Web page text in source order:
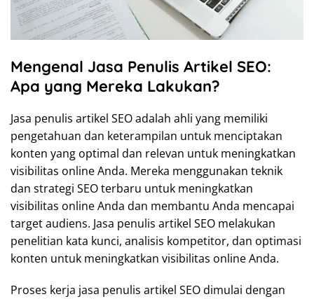
Mengenal Jasa Penulis Artikel SEO:
Apa yang Mereka Lakukan?
Jasa penulis artikel SEO adalah ahli yang memiliki
pengetahuan dan keterampilan untuk menciptakan
konten yang optimal dan relevan untuk meningkatkan
visibilitas online Anda. Mereka menggunakan teknik
dan strategi SEO terbaru untuk meningkatkan
visibilitas online Anda dan membantu Anda mencapai
target audiens. Jasa penulis artikel SEO melakukan
penelitian kata kunci, analisis kompetitor, dan optimasi
konten untuk meningkatkan visibilitas online Anda.
Proses kerja jasa penulis artikel SEO dimulai dengan